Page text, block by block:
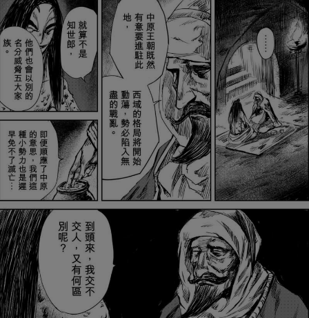
立即前往
取消